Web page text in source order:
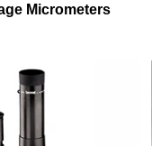
Micrometers